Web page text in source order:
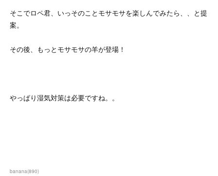
そこでロペ君、いっそのことモサモサを楽しんでみたら、、と提
案。
その後、もっとモサモサの羊が登場！
やっぱり湿気対策は必要ですね。。
banana(890)